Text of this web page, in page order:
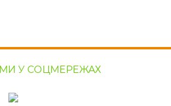
МИ У СОЦМЕРЕЖАХ